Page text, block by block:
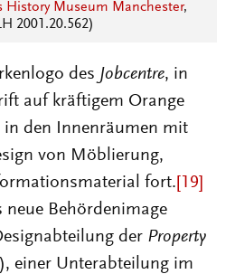
History Museum Manchester,
2001.20.562)
des Jobcentre, in
auf kräftigem Orange
in den Innenräumen mit
von Möblierung,
fort. [19]
neue Behördenimage
der Property
einer Unterabteilung im